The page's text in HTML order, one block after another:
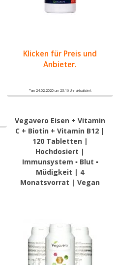
Klicken für Preis und
Anbieter.
*am 24.02.2020 um 23:16 Uhr aktualisiert
Vegavero Eisen + Vitamin
C + Biotin + Vitamin B12 |
120 Tabletten |
Hochdosiert |
Immunsystem ▪ Blut ▪
Müdigkeit | 4
Monatsvorrat | Vegan